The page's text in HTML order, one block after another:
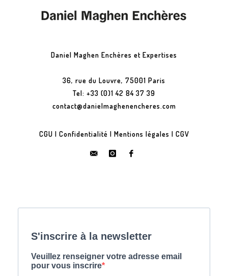
Daniel Maghen Enchères et Expertises
36, rue du Louvre, 75001 Paris
Tel: +33 (0)1 42 84 37 39
contact@danielmaghenencheres.com
CGU | Confidentialité | Mentions légales | CGV